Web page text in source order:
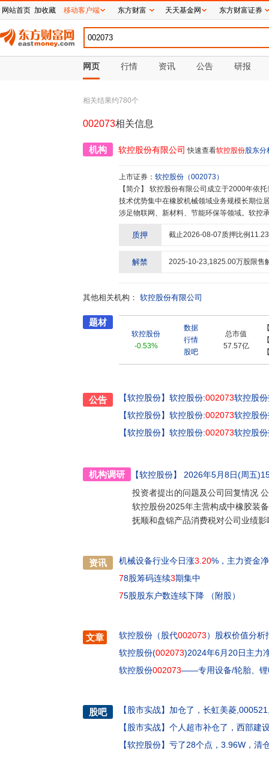
网页 行情 资讯 公告 研报
相关结果约780个
002073相关信息
机构 软控股份有限公司 快速查看软控股份股东分
上市证券： 软控股份 （002073）
【简介】
技术优势集中在橡胶机械领域业务规模长期位
涉足物联网、新材料、节能环保等领域。软控
质押 截止2026-08-07质押比例 11.23
解禁 2025-10-23,1825.00万股限售
其他相关机构： 软控股份有限公司
题材
软控股份
-0.53%
数据
行情
股吧
总市值
57.57亿
公告 【软控股份】 软控股份:002073软控股
【软控股份】 软控股份:002073软控股
【软控股份】 软控股份:002073软控股
机构调研 【软控股份】
2026年5月8日(周五
投资者提出的问题及公司回复情况
软控股份2025年主营构成中橡胶装
抚顺和盘锦产品消费税对公司业绩影
资讯 机械设备行业今日涨3 20%，主力资金
78股筹码连续3期集中
75股股东户数连续下降 （附股）
文章 软控股份（股代002073）股权价值分析
软控股份(002073)2024年6月20日主力
软控股份002073——专用设备/轮胎、锂
股吧 【股市实战】 加仓了，长虹美菱
【股市实战】 个人超市补仓了，西部建
【软控股份】 亏了28个点，3.96W，清
网站首页 加收藏 移动客户端 东方财富 天天基金网 东方财富证券